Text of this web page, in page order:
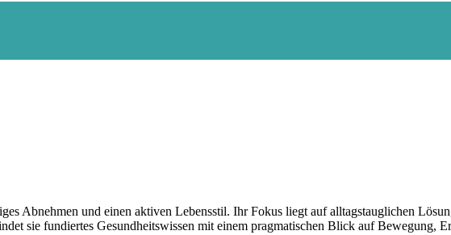
Abnehmen und einen aktiven Lebensstil. Ihr Fokus liegt auf alltagstauglichen
sie fundiertes Gesundheitswissen mit einem pragmatischen Blick auf Bewegung,